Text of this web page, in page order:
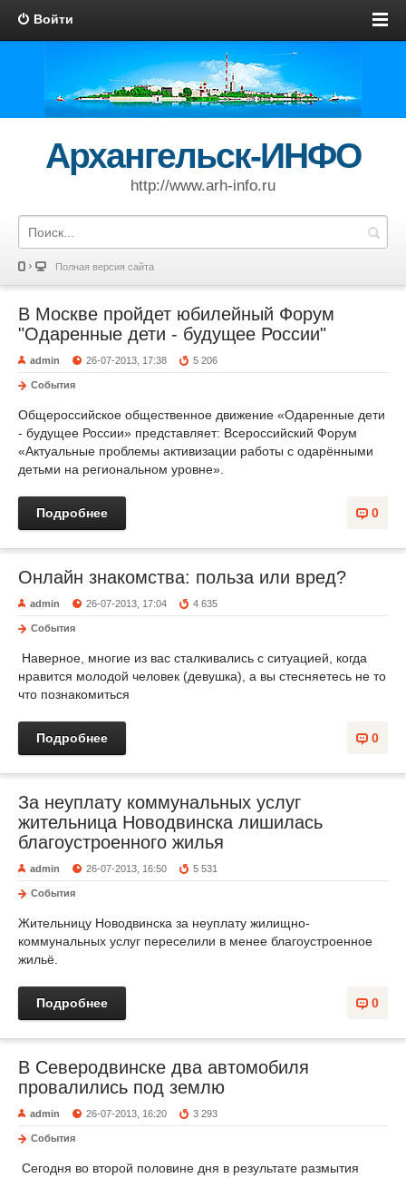
Войти
Архангельск-ИНФО
http://www.arh-info.ru
Полная версия сайта
В Москве пройдет юбилейный Форум
"Одаренные дети - будущее России"
admin 26-07-2013, 17:38 5 206
События
Общероссийское общественное движение «Одаренные дети
- будущее России» представляет: Всероссийский Форум
«Актуальные проблемы активизации работы с одарёнными
детьми на региональном уровне».
0
Подробнее
Онлайн знакомства: польза или вред?
admin 26-07-2013, 17:04 4 635
События
Наверное, многие из вас сталкивались с ситуацией, когда
нравится молодой человек (девушка), а вы стесняетесь не то
что познакомиться
0
Подробнее
За неуплату коммунальных услуг
жительница Новодвинска лишилась
благоустроенного жилья
admin 26-07-2013, 16:50 5 531
События
Жительницу Новодвинска за неуплату жилищно-
коммунальных услуг переселили в менее благоустроенное
жильё.
0
Подробнее
В Северодвинске два автомобиля
провалились под землю
admin 26-07-2013, 16:20 3 293
События
Сегодня во второй половине дня в результате размытия